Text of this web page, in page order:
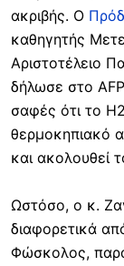
ακριβής. Ο
καθηγητής
Αριστοτέλειο
δήλωσε στο
σαφές ότι το
θερμοκηπιακό
και ακολουθεί
Ωστόσο, ο κ.
διαφορετικά
Φώσκολος,